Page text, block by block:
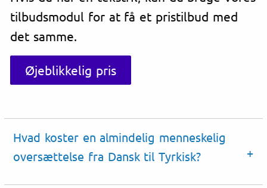
tilbudsmodul for at få et pristilbud med
det samme.
Øjeblikkelig pris
Hvad koster en almindelig menneskelig
oversættelse fra Dansk til Tyrkisk?